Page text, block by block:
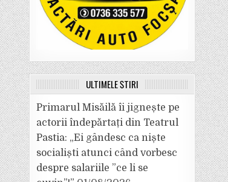
ULTIMELE ȘTIRI
Primarul Misăilă îi jignește pe
actorii îndepărtați din Teatrul
Pastia: „Ei gândesc ca niște
socialiști atunci când vorbesc
despre salariile ”ce li se